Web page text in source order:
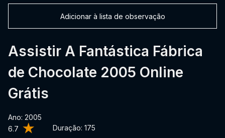
6.7 Duração: 175
Assistir A Fantástica Fábrica
de Chocolate 2005 Online
Grátis
Ano: 2005
Adicionar à lista de observação